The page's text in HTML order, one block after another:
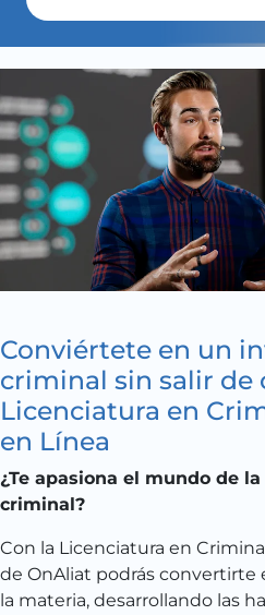
Conviértete en un
criminal sin salir de
Licenciatura en
en Línea
¿Te apasiona el mundo de
criminal?
Con la Licenciatura en
de OnAliat podrás convertirte
la materia, desarrollando las